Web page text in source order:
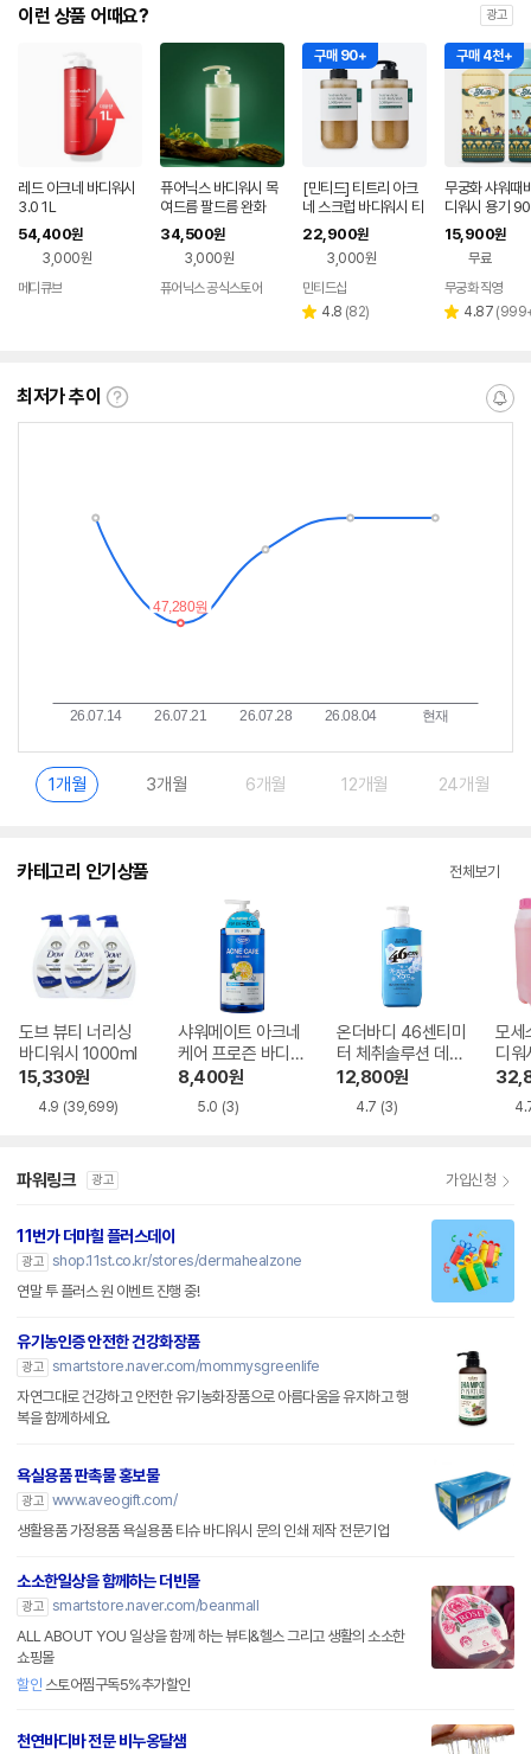
이런 상품 어때요? 광고
레드 아크네 바디워시
3.0 1L
54,400원
3,000원
메디큐브
퓨어닉스 바디워시 목
여드름 팔드름 완화
34,500원
3,000원
퓨어닉스 공식스토어
구매 90+
[민티드] 티트리 아크
네 스크럽 바디워시 티
트리향, 500ml, 2개
22,900원
3,000원
페이
민티드샵
별 4.8 리
(82)
구매 4천+
무궁화 샤워때
디워시 용기
개 (사해소금/
이)
15,900원
무료
페
무궁화 직영
별 4.87 리
(
최저가 추이
최
알
1개월 3개월 6개월 12개월 24개월
카테고리 인기상품 전체보기
도브 뷰티 너리싱
바디워시 1000ml
15,330원
4.9 (39,699)
샤워메이트 아크네
케어 프로즌 바디워
시 800g
8,400원
5.0 (3)
온더바디 46센티미
터 체취솔루션 데오
드란트 약산성 쿨링
바디워시 아이스 블
라스트 600ml
12,800원
4.7 (3)
모세
디워
파워링크 광고 가입신청
11번가 더마힐 플러스데이
광고 shop.11st.co.kr/stores/dermahealzone
연말 투 플러스 원 이벤트 진행 중!
유기농인증 안전한 건강화장품
광고 smartstore.naver.com/mommysgreenlife
자연그대로 건강하고 안전한 유기농화장품으로 아름다움을 유지하고 행
복을 함께하세요.
욕실용품 판촉물 홍보물
광고 www.aveogift.com/
생활용품 가정용품 욕실용품 티슈 바디워시 문의 인쇄 제작 전문기업
소소한일상을 함께하는 더빈몰
광고 smartstore.naver.com/beanmall
ALL ABOUT YOU 일상을 함께 하는 뷰티&헬스 그리고 생활의 소소한
쇼핑몰
할인 스토어찜구독5%추가할인
천연바디바 전문 비누옹달샘